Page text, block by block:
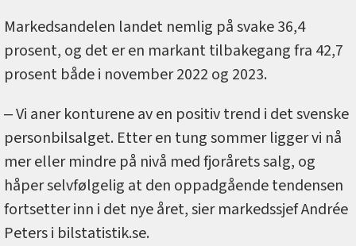
Markedsandelen landet nemlig på svake 36,4
prosent, og det er en markant tilbakegang fra 42,7
prosent både i november 2022 og 2023.
‒ Vi aner konturene av en positiv trend i det svenske
personbilsalget. Etter en tung sommer ligger vi nå
mer eller mindre på nivå med fjorårets salg, og
håper selvfølgelig at den oppadgående tendensen
fortsetter inn i det nye året, sier markedssjef Andrée
Peters i bilstatistik.se.